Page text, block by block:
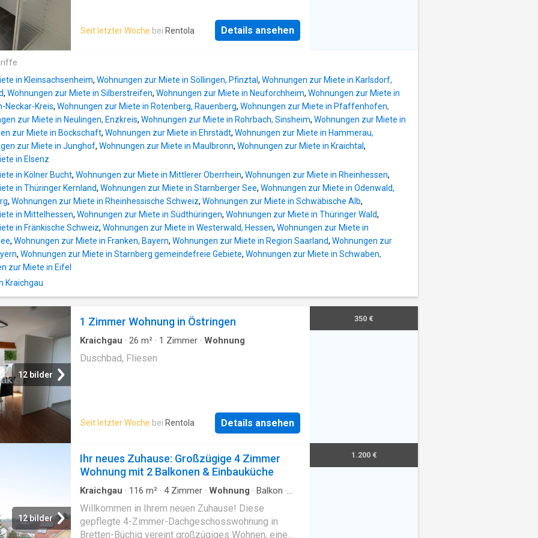
für den Alltag.Ein zusätzlicher kleiner Abslraum
innerhalb der Wohnung sorgt für praktischen
am Haus ermöglicht. Zusätzlichen Stauraum bietet
der große Kellerraum.Diese attraktive Woh
einem harmonischen Wohnumfeld beiträgt.Die
ausgeschriebene Wohnung befindet sich im
mit Badewanne und Dusche, einer Gästetoilette,
einem Abslraum und einer Terrasse. Die in der
Wohnung befindliche Küche wird nicht vom
Vermieter vermietet.Die Souterrainwohnung befindet
sich in einem 2011 errichteten Anbau an ein
bestehendes Wohngebäude, das im Zuge der
hervorzuheben ist die hohe Energieeffizienz der
Immobilie, die durch eine moderne, gedämmte
Gebäudehülle im Rahmen der Sanierung und des
Neubaus erreicht wurde.Die Heizungsanlage wurde
im Jahr 2021 erneuert und mit einem
energieeffizienten Gas-Brennwertgerät ausgestattet.
Die Immobilie präs
Seit letzter Woche bei Rentola Details ansehen
in Kleinsachsenheim, Wohnungen zur Miete in Söllingen, Pfinztal , Wohnungen zur Miete in Karlsdorf,
, Wohnungen zur Miete in Silberstreifen, Wohnungen zur Miete in Neuforchheim, Wohnungen zur Miete in
Neckar-Kreis, Wohnungen zur Miete in Rotenberg, Rauenberg, Wohnungen zur Miete in Pfaffenhofen,
zur Miete in Neulingen, Enzkreis, Wohnungen zur Miete in Rohrbach, Sinsheim, Wohnungen zur Miete in
zur Miete in Bockschaft, Wohnungen zur Miete in Ehrstädt, Wohnungen zur Miete in Hammerau,
zur Miete in Junghof, Wohnungen zur Miete in Maulbronn, Wohnungen zur Miete in Kraichtal ,
in Elsenz
in Kölner Bucht, Wohnungen zur Miete in Mittlerer Oberrhein, Wohnungen zur Miete in Rheinhessen,
in Thüringer Kernland, Wohnungen zur Miete in Starnberger See, Wohnungen zur Miete in Odenwald,
, Wohnungen zur Miete in Rheinhessische Schweiz, Wohnungen zur Miete in Schwäbische Alb,
in Mittelhessen, Wohnungen zur Miete in Südthüringen, Wohnungen zur Miete in Thüringer Wald,
in Fränkische Schweiz, Wohnungen zur Miete in Westerwald, Hessen, Wohnungen zur Miete in
, Wohnungen zur Miete in Franken, Bayern, Wohnungen zur Miete in Region Saarland, Wohnungen zur
, Wohnungen zur Miete in Starnberg gemeindefreie Gebiete, Wohnungen zur Miete in Schwaben,
zur Miete in Eifel
Kraichgau
12 bilder
1 Zimmer Wohnung in Östringen
Kraichgau · 26 m² · 1 Zimmer · Wohnung
Duschbad, Fliesen
Seit letzter Woche bei Rentola Details ansehen
350 €
12 bilder
Ihr neues Zuhause: Großzügige 4 Zimmer
Wohnung mit 2 Balkonen & Einbauküche
Kraichgau · 116 m² · 4Zimmer · Wohnung · Balkon ·
Willkommen in Ihrem neuen Zuhause! Diese
gepflegte 4-Zimmer-Dachgeschosswohnung in
Bretten-Büchig vereint großzügiges Wohnen, eine
1.200 €